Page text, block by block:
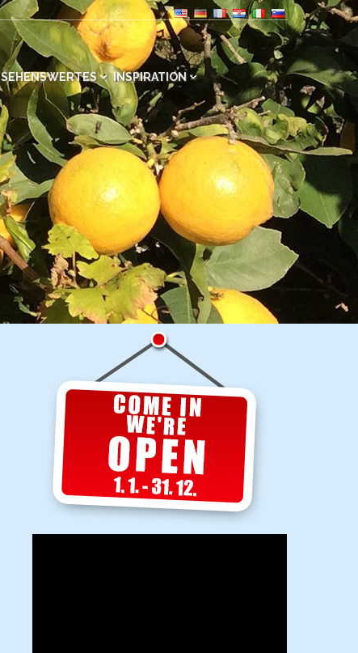
SEHENSWERTES INSPIRATION